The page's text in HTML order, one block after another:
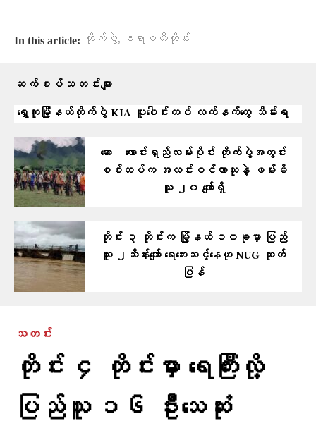
In this article: တိုက်ပွဲ, ဧရာဝတီတိုင်း
ဆက်စပ်သတင်းများ
ရွှေကူမြို့နယ်တိုက်ပွဲ KIA ပူးပေါင်းတပ် လက်နက်တွေ သိမ်းရ
ဆော – လောင်းရှည်လမ်းပိုင်း တိုက်ပွဲအတွင်း
စစ်တပ်က အလင်းဝင်လာသူနဲ့ ဖမ်းမိ
သူ ၂၀ ကျော်ရှိ
တိုင်း ၃ တိုင်းက မြို့နယ် ၁၀ခုမှာ ပြည်
သူ ၂သိန်းကျော် ရေဘေးသင့်နေဟု NUG ထုတ်
ပြန်
သတင်း
တိုင်း ၄ တိုင်းမှာ ရေကြီးလို့
ပြည်သူ ၁၆ ဦးသေဆုံး